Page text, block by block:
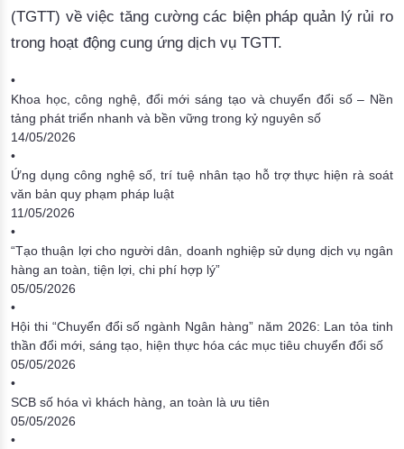
(TGTT) về việc tăng cường các biện pháp quản lý rủi ro
trong hoạt động cung ứng dịch vụ TGTT.
•
Khoa học, công nghệ, đổi mới sáng tạo và chuyển đổi số – Nền
tảng phát triển nhanh và bền vững trong kỷ nguyên số
14/05/2026
•
Ứng dụng công nghệ số, trí tuệ nhân tạo hỗ trợ thực hiện rà soát
văn bản quy phạm pháp luật
11/05/2026
•
“Tạo thuận lợi cho người dân, doanh nghiệp sử dụng dịch vụ ngân
hàng an toàn, tiện lợi, chi phí hợp lý”
05/05/2026
•
Hội thi “Chuyển đổi số ngành Ngân hàng” năm 2026: Lan tỏa tinh
thần đổi mới, sáng tạo, hiện thực hóa các mục tiêu chuyển đổi số
05/05/2026
•
SCB số hóa vì khách hàng, an toàn là ưu tiên
05/05/2026
•